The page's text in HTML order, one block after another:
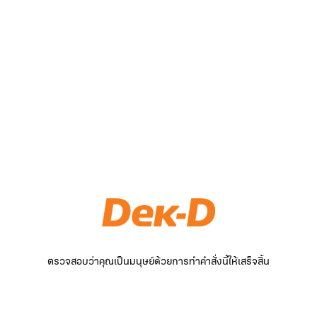
ตรวจสอบว่าคุณเป็นมนุษย์ด้วยการทำคำสั่งนี้ให้เสร็จสิ้น